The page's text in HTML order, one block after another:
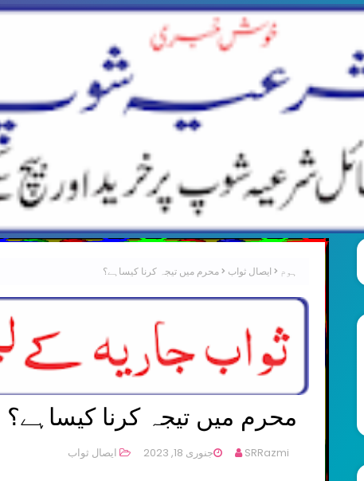
ہوم ایصال ثواب محرم میں تیجہ کرنا کیساہے؟
محرم میں تیجہ کرنا کیساہے؟
SRRazmi جنوری 18, 2023 ایصال ثواب